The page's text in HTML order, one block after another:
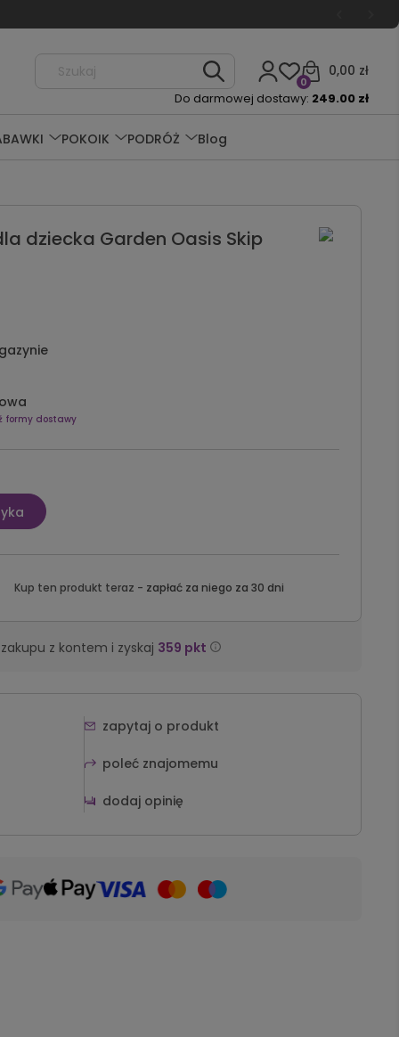
Do darmowej dostawy: 249.00 zł
0,00 zł
0
POKOIK PODRÓŻ Blog
dziecka Garden Oasis Skip
formy dostawy
Kup ten produkt teraz - zapłać za niego za 30 dni
z kontem i zyskaj 359 pkt
zapytaj o produkt
poleć znajomemu
dodaj opinię